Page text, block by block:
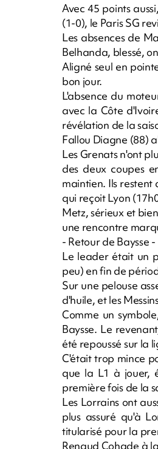
Avec 45 points
(1-0), le Paris SG
Les absences de
Belhanda, blessé,
Aligné seul en
bon jour.
L'absence du
avec la Côte
révélation de la
Fallou Diagne (88)
Les Grenats n'ont
des deux coupes
maintien. Ils
qui reçoit Lyon
Metz, sérieux et
une rencontre
- Retour de Baysse -
Le leader était un
peu) en fin de
Sur une pelouse
d'huile, et les
Comme un
Baysse. Le
été repoussé sur la
C'était trop mince
que la L1 à jouer,
première fois de la
Les Lorrains ont
plus assuré qu'à
titularisé pour la
Renaud Cohade à